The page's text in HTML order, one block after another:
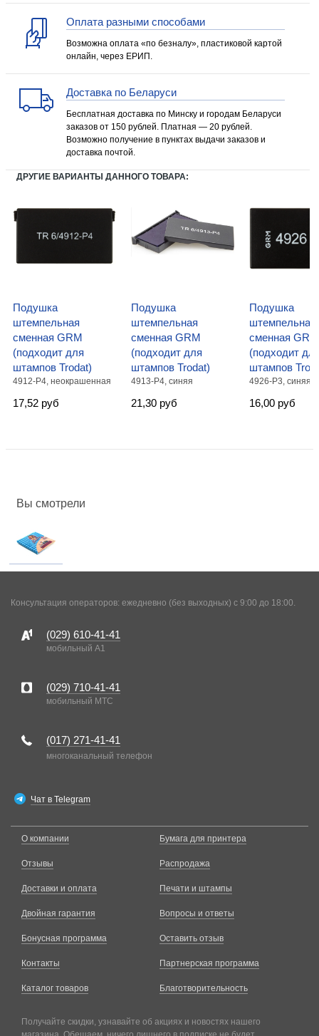
Оплата разными способами
Возможна оплата «по безналу», пластиковой картой
онлайн, через ЕРИП.
Доставка по Беларуси
Бесплатная доставка по Минску и городам Беларуси
заказов от 150 рублей. Платная — 20 рублей.
Возможно получение в пунктах выдачи заказов и
доставка почтой.
ДРУГИЕ ВАРИАНТЫ ДАННОГО ТОВАРА:
Подушка
штемпельная
сменная GRM
(подходит для
штампов Trodat)
4912-P4, неокрашенная
17,52 руб
Подушка
штемпельная
сменная GRM
(подходит для
штампов Trodat)
4913-Р4, синяя
21,30 руб
Подушка
штемпельная
сменная GRM
(подходит
штампов
4926-P3, синяя
16,00 руб
Вы смотрели
Консультация операторов: ежедневно (без выходных) с 9:00 до 18:00.
(029) 610-41-41
мобильный A1
(029) 710-41-41
мобильный MTC
(017) 271-41-41
многоканальный телефон
Чат в Telegram
О компании
Отзывы
Доставки и оплата
Двойная гарантия
Бонусная программа
Контакты
Каталог товаров
Бумага для принтера
Распродажа
Печати и штампы
Вопросы и ответы
Оставить отзыв
Партнерская программа
Благотворительность
Получайте скидки, узнавайте об акциях и новостях нашего